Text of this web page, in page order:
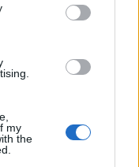
my
the
και εκτός
με μηχανήματα
και τη
κέντρο
ποιότητα και
της σύστασης
ιδανικό για τη
σε